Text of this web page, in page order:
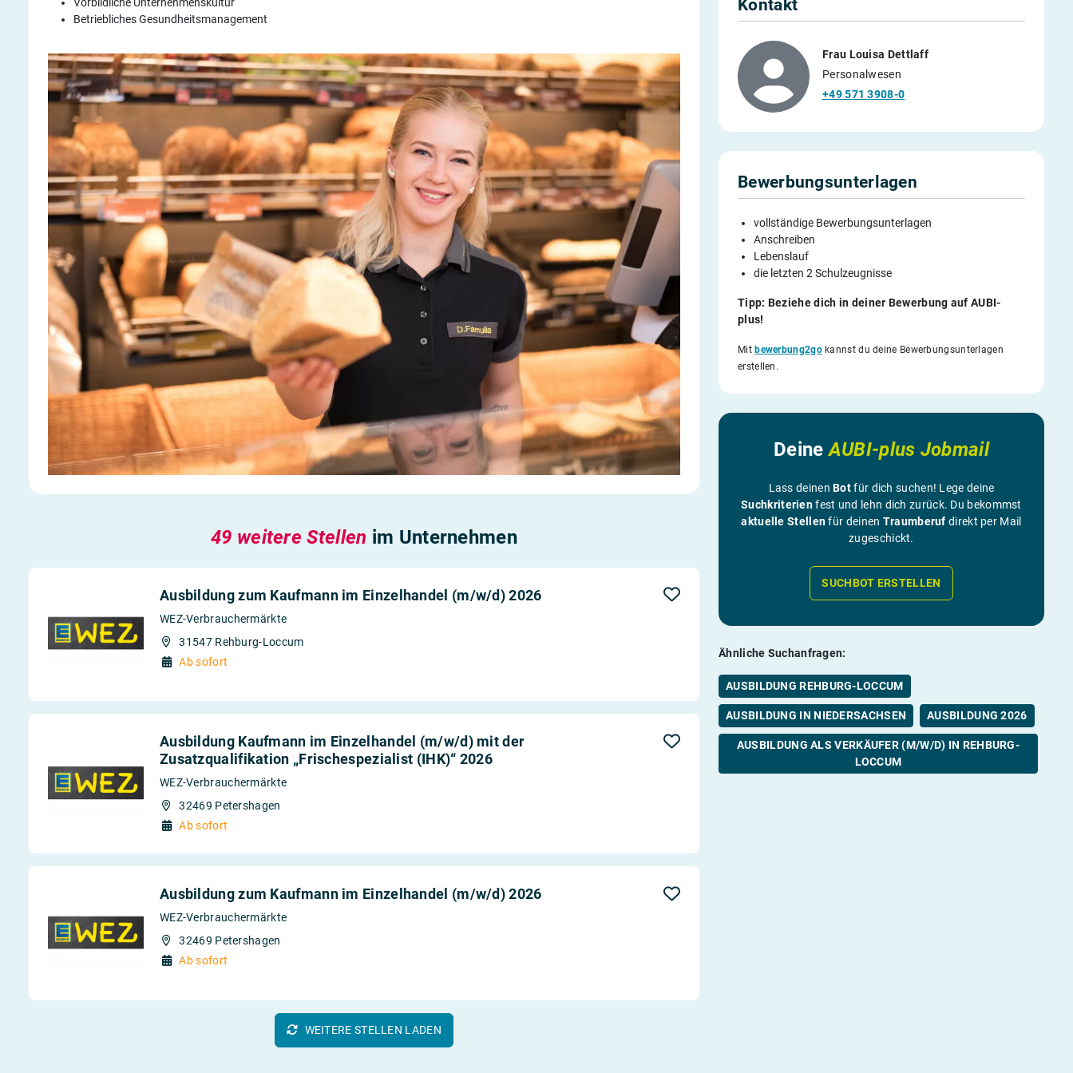
Betriebliches Gesundheitsmanagement
Kontakt
Frau Louisa Dettlaff
Personalwesen
+49 571 3908-0
Bewerbungsunterlagen
vollständige Bewerbungsunterlagen
Anschreiben
Lebenslauf
die letzten 2 Schulzeugnisse
Tipp: Beziehe dich in deiner Bewerbung auf AUBI-
plus!
Mitbewerbung2gokannst du deine Bewerbungsunterlagen
erstellen.
DeineAUBI-plus Jobmail
Lass deinenBotfür dich suchen! Lege deine
Suchkriterienfest und lehn dich zurück. Du bekommst
aktuelle Stellenfür deinen Traumberuf direkt per Mail
zugeschickt.
SUCHBOT ERSTELLEN
Ähnliche Suchanfragen:
AUSBILDUNG REHBURG-LOCCUM
AUSBILDUNG IN NIEDERSACHSEN AUSBILDUNG 2026
AUSBILDUNG ALS VERKÄUFER (M/W/D) IN REHBURG-
LOCCUM
49 weitere Stellen im Unternehmen
Ausbildung zum Kaufmann im Einzelhandel (m/w/d) 2026
WEZ-Verbrauchermärkte
31547 Rehburg-Loccum
Ab sofort
Ausbildung Kaufmann im Einzelhandel (m/w/d) mit der
Zusatzqualifikation „Frischespezialist (IHK)“ 2026
WEZ-Verbrauchermärkte
32469 Petershagen
Ab sofort
Ausbildung zum Kaufmann im Einzelhandel (m/w/d) 2026
WEZ-Verbrauchermärkte
32469 Petershagen
Ab sofort
WEITERE STELLEN LADEN